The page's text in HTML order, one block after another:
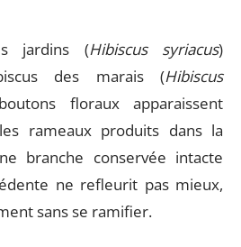
jardins (Hibiscus syriacus)
des marais (Hibiscus
floraux apparaissent
rameaux produits dans la
branche conservée intacte
ne refleurit pas mieux,
sans se ramifier.